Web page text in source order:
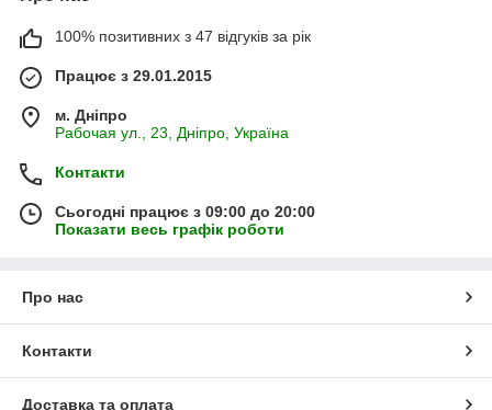
100% позитивних з 47 відгуків за рік
Працює з 29.01.2015
м. Дніпро
Рабочая ул., 23, Дніпро, Україна
Контакти
Сьогодні працює з 09:00 до 20:00
Показати весь графік роботи
Про нас
Контакти
Доставка та оплата